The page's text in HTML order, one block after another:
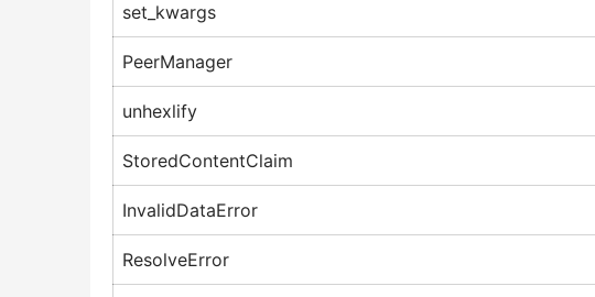
set_kwargs
PeerManager
unhexlify
StoredContentClaim
InvalidDataError
ResolveError